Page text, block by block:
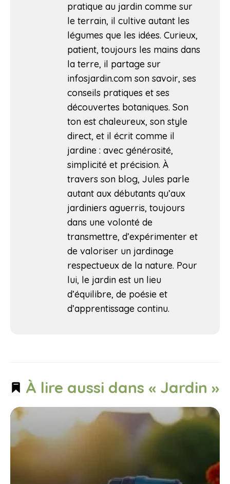
pratique au jardin comme sur
le terrain, il cultive autant les
légumes que les idées. Curieux,
patient, toujours les mains dans
la terre, il partage sur
infosjardin.com son savoir, ses
conseils pratiques et ses
découvertes botaniques. Son
ton est chaleureux, son style
direct, et il écrit comme il
jardine : avec générosité,
simplicité et précision. À
travers son blog, Jules parle
autant aux débutants qu’aux
jardiniers aguerris, toujours
dans une volonté de
transmettre, d’expérimenter et
de valoriser un jardinage
respectueux de la nature. Pour
lui, le jardin est un lieu
d’équilibre, de poésie et
d’apprentissage continu.
À lire aussi dans « Jardin »